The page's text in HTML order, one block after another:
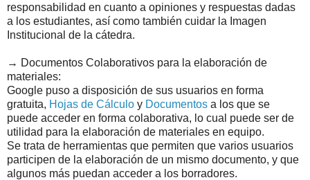
responsabilidad en cuanto a opiniones y respuestas dadas
a los estudiantes, así como también cuidar la Imagen
Institucional de la cátedra.
→ Documentos Colaborativos para la elaboración de
materiales:
Google puso a disposición de sus usuarios en forma
gratuita, Hojas de Cálculo y Documentos a los que se
puede acceder en forma colaborativa, lo cual puede ser de
utilidad para la elaboración de materiales en equipo.
Se trata de herramientas que permiten que varios usuarios
participen de la elaboración de un mismo documento, y que
algunos más puedan acceder a los borradores.